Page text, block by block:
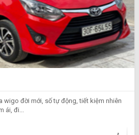
wigo đời mới, số tự động, tiết kiệm nhiên
ái, đi...